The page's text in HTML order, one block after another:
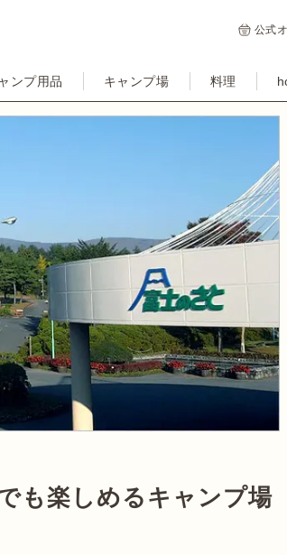
公式
ンプ用品 キャンプ場 料理
も楽しめるキャンプ場